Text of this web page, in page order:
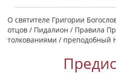
О святителе Григории
отцов / Пидалион / Правила
толкованиями / преподобный